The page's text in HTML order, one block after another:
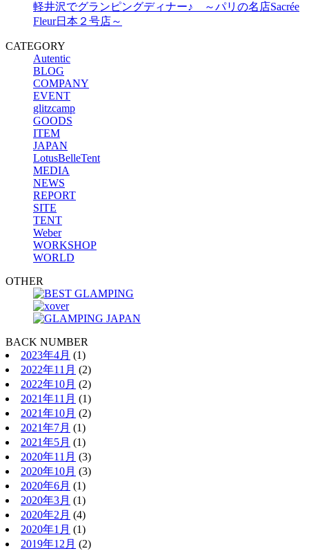
軽井沢でグランピングディナー♪ ～パリの名店Sacrée
Fleur日本２号店～
CATEGORY
Autentic
BLOG
COMPANY
EVENT
glitzcamp
GOODS
ITEM
JAPAN
LotusBelleTent
MEDIA
NEWS
REPORT
SITE
TENT
Weber
WORKSHOP
WORLD
OTHER
BACK NUMBER
2023年4月 (1)
2022年11月 (2)
2022年10月 (2)
2021年11月 (1)
2021年10月 (2)
2021年7月 (1)
2021年5月 (1)
2020年11月 (3)
2020年10月 (3)
2020年6月 (1)
2020年3月 (1)
2020年2月 (4)
2020年1月 (1)
2019年12月 (2)